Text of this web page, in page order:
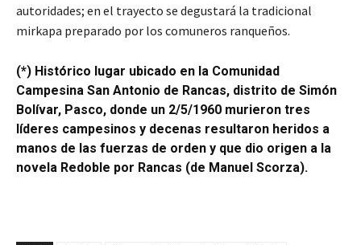
autoridades; en el trayecto se degustará la tradicional
mirkapa preparado por los comuneros ranqueños.
(*) Histórico lugar ubicado en la Comunidad
Campesina San Antonio de Rancas, distrito de Simón
Bolívar, Pasco, donde un 2/5/1960 murieron tres
líderes campesinos y decenas resultaron heridos a
manos de las fuerzas de orden y que dio origen a la
novela Redoble por Rancas (de Manuel Scorza).